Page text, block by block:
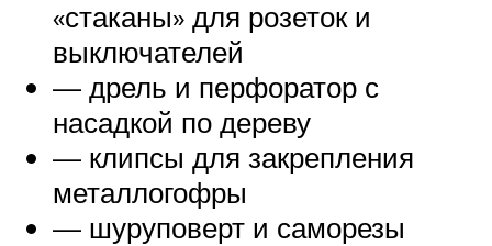
«стаканы» для розеток и
выключателей
— дрель и перфоратор с
насадкой по дереву
— клипсы для закрепления
металлогофры
— шуруповерт и саморезы